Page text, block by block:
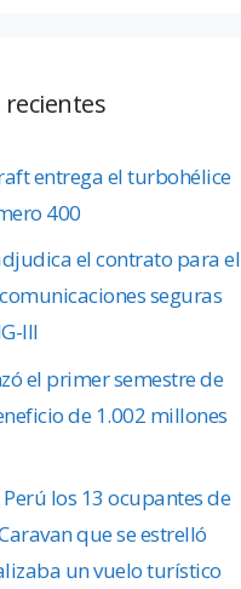
entrega el turbohélice
400
el contrato para el
seguras
III
el primer semestre de
de 1.002 millones
los 13 ocupantes de
que se estrelló
un vuelo turístico